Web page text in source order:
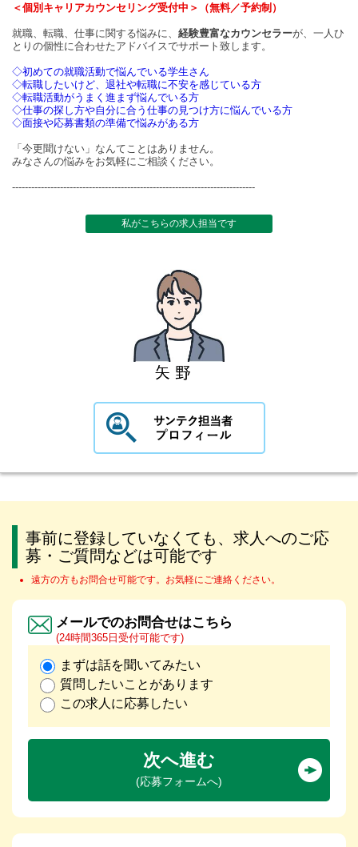
＜個別キャリアカウンセリング受付中＞（無料／予約制）
就職、転職、仕事に関する悩みに、 経験豊富なカウンセラーが、一人ひ
とりの個性に合わせたアドバイスでサポート致します。
◇初めての就職活動で悩んでいる学生さん
◇転職したいけど、退社や転職に不安を感じている方
◇転職活動がうまく進まず悩んでいる方
◇仕事の探し方や自分に合う仕事の見つけ方に悩んでいる方
◇面接や応募書類の準備で悩みがある方
「今更聞けない」なんてことはありません。
みなさんの悩みをお気軽にご相談ください。
----------------------------------------------------------------------------
私がこちらの求人担当です
事前に登録していなくても、求人へのご応
募・ご質問などは可能です
遠方の方もお問合せ可能です。お気軽にご連絡ください。
メールでのお問合せはこちら
(24時間365日受付可能です)
まずは話を聞いてみたい
質問したいことがあります
この求人に応募したい
次へ進む
(応募フォームへ)